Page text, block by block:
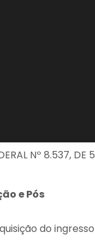
Nº 8.537, DE 5
e Pós
do ingresso